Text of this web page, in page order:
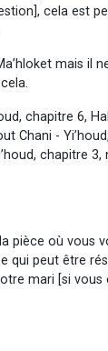
cela est
mais il
chapitre 6,
Chani -
chapitre
pièce où vous
qui peut être
mari [si vous